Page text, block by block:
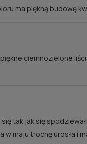
ZU
ma piękną budowę
ciemnozielone
tak jak się
maju trochę urosła i